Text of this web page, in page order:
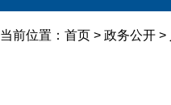
当前位置： 首页 > 政务公开 >